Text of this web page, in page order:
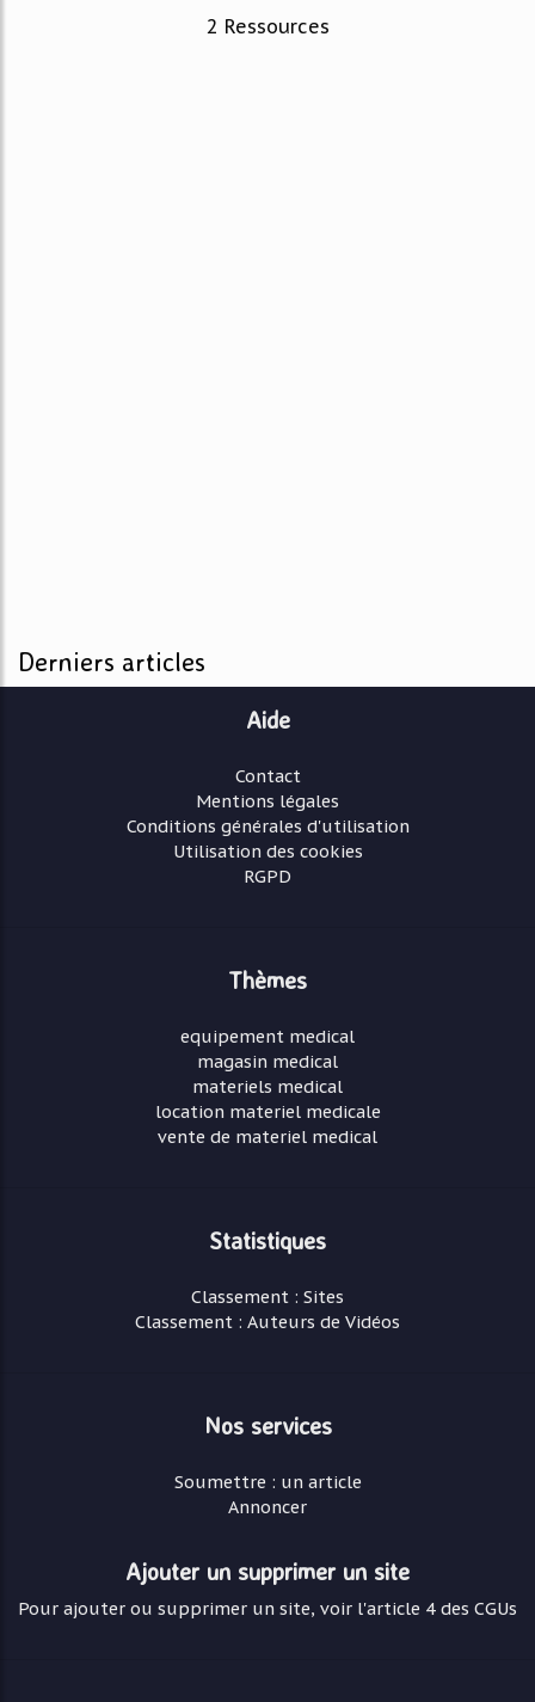
2 Ressources
Derniers articles
Aide
Contact
Mentions légales
Conditions générales d'utilisation
Utilisation des cookies
RGPD
Thèmes
equipement medical
magasin medical
materiels medical
location materiel medicale
vente de materiel medical
Statistiques
Classement : Sites
Classement : Auteurs de Vidéos
Nos services
Soumettre : un article
Annoncer
Ajouter un supprimer un site
Pour ajouter ou supprimer un site, voir l'article 4 des CGUs